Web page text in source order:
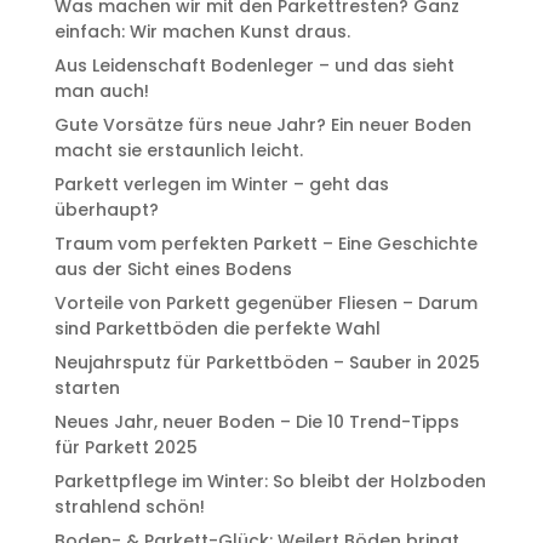
Was machen wir mit den Parkettresten? Ganz
einfach: Wir machen Kunst draus.
Aus Leidenschaft Bodenleger – und das sieht
man auch!
Gute Vorsätze fürs neue Jahr? Ein neuer Boden
macht sie erstaunlich leicht.
Parkett verlegen im Winter – geht das
überhaupt?
Traum vom perfekten Parkett – Eine Geschichte
aus der Sicht eines Bodens
Vorteile von Parkett gegenüber Fliesen – Darum
sind Parkettböden die perfekte Wahl
Neujahrsputz für Parkettböden – Sauber in 2025
starten
Neues Jahr, neuer Boden – Die 10 Trend-Tipps
für Parkett 2025
Parkettpflege im Winter: So bleibt der Holzboden
strahlend schön!